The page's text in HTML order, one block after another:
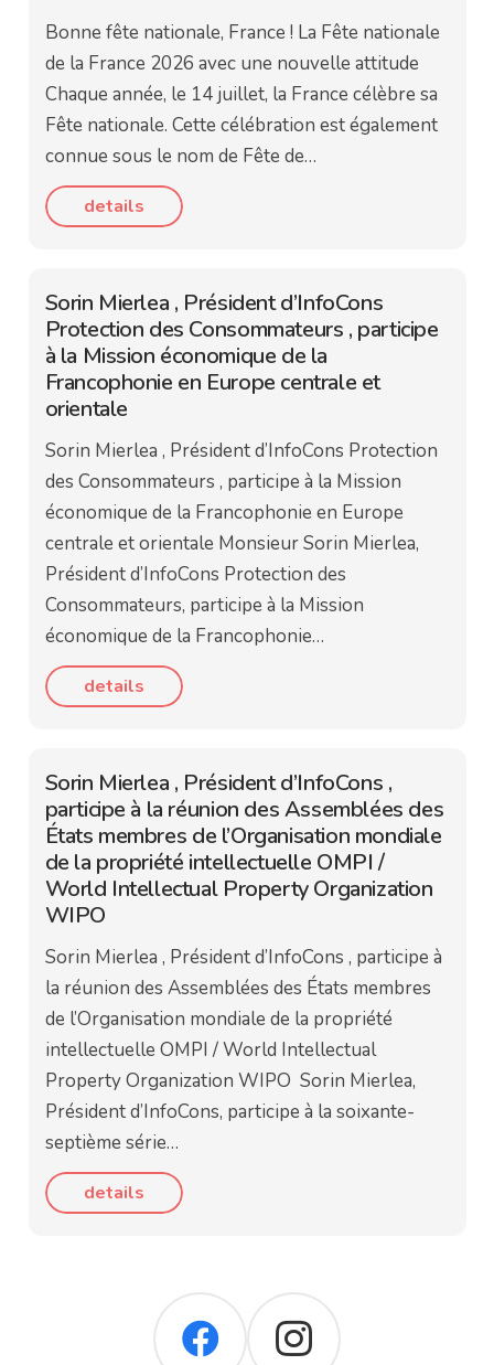
Bonne fête nationale, France ! La Fête nationale
de la France 2026 avec une nouvelle attitude
Chaque année, le 14 juillet, la France célèbre sa
Fête nationale. Cette célébration est également
connue sous le nom de Fête de…
details
Sorin Mierlea , Président d’InfoCons
Protection des Consommateurs , participe
à la Mission économique de la
Francophonie en Europe centrale et
orientale
Sorin Mierlea , Président d’InfoCons Protection
des Consommateurs , participe à la Mission
économique de la Francophonie en Europe
centrale et orientale Monsieur Sorin Mierlea,
Président d’InfoCons Protection des
Consommateurs, participe à la Mission
économique de la Francophonie…
details
Sorin Mierlea , Président d’InfoCons ,
participe à la réunion des Assemblées des
États membres de l’Organisation mondiale
de la propriété intellectuelle OMPI /
World Intellectual Property Organization
WIPO
Sorin Mierlea , Président d’InfoCons , participe à
la réunion des Assemblées des États membres
de l’Organisation mondiale de la propriété
intellectuelle OMPI / World Intellectual
Property Organization WIPO Sorin Mierlea,
Président d’InfoCons, participe à la soixante-
septième série…
details